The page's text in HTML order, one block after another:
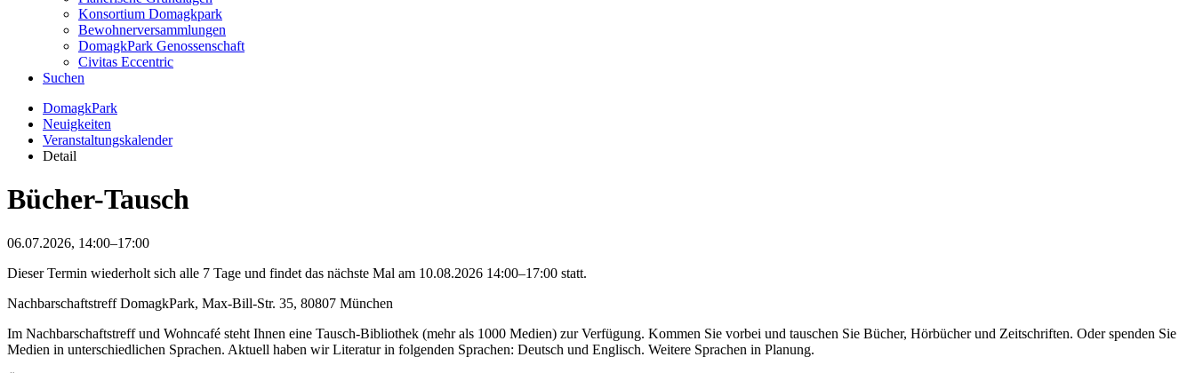
Konsortium Domagkpark
Bewohnerversammlungen
DomagkPark Genossenschaft
Civitas Eccentric
Suchen
DomagkPark
Neuigkeiten
Veranstaltungskalender
Detail
Bücher-Tausch
06.07.2026, 14:00–17:00
Dieser Termin wiederholt sich alle 7 Tage und findet das nächste Mal am 10.08.2026 14:00–17:00 statt.
Nachbarschaftstreff DomagkPark, Max-Bill-Str. 35, 80807 München
Im Nachbarschaftstreff und Wohncafé steht Ihnen eine Tausch-Bibliothek (mehr als 1000 Medien) zur Verfügung. Kommen Sie vorbei und tauschen Sie Bücher, Hörbücher und Zeitschriften. Oder spenden Sie
Medien in unterschiedlichen Sprachen. Aktuell haben wir Literatur in folgenden Sprachen: Deutsch und Englisch. Weitere Sprachen in Planung.